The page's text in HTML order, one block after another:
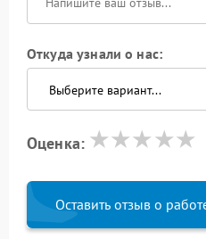
Откуда узнали о нас:
Оценка:
Оставить отзыв о